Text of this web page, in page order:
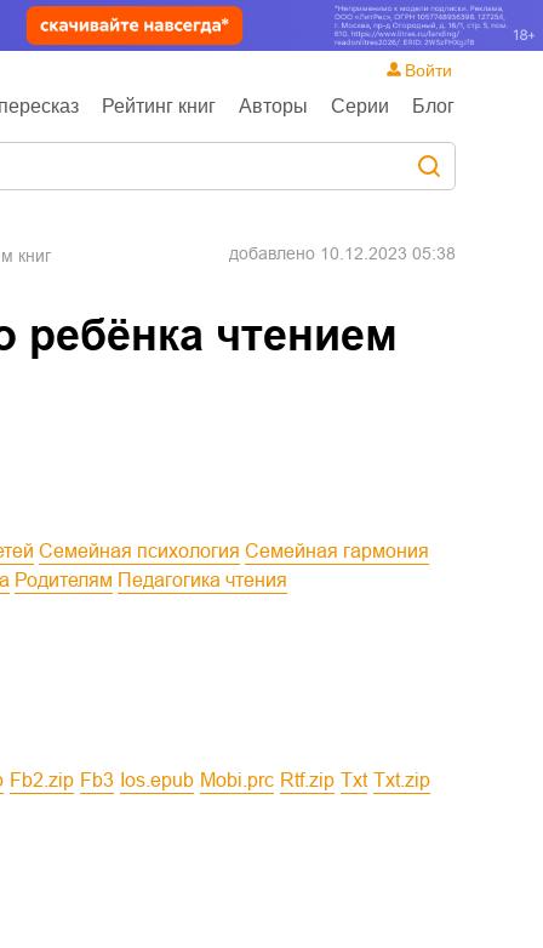
Рейтинг книг Авторы Серии Блог
Войти
книг добавлено 10.12.2023 05:38
ребёнка чтением
Семейная психология
Семейная гармония
Родителям Педагогика чтения
fb2.zip fb3 ios.epub mobi.prc rtf.zip txt txt.zip